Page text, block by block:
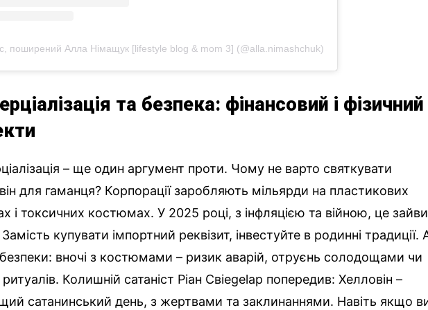
поширений Алла Німащук [lifestyle blog & mom 3] (@alla.nimashchuk)
та безпека: фінансовий і фізичний
– ще один аргумент проти. Чому не варто святкувати
для гаманця? Корпорації заробляють мільярди на пластикових
і токсичних костюмах. У 2025 році, з інфляцією та війною, це
купувати імпортний реквізит, інвестуйте в родинні традиції.
вночі з костюмами – ризик аварій, отруєнь солодощами чи
ритуалів. Колишній сатаніст Ріан Свiegelар попередив: Хелловін –
сатанинський день, з жертвами та заклинаннями. Навіть якщо